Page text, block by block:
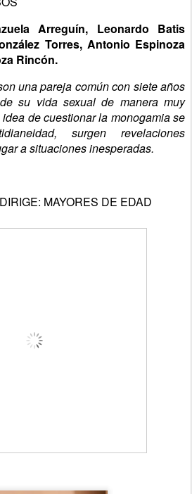
Arreguín, Leonardo Batis
Torres, Antonio Espinoza
Rincón.
una pareja común con siete años
su vida sexual de manera muy
de cuestionar la monogamia se
surgen revelaciones
a situaciones inesperadas.
MAYORES DE EDAD